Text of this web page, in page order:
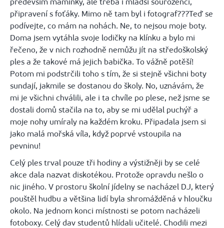
připravení s foťáky. Mimo ně tam byl i fotograf???Teď se
podívejte, co mám na nohách. Ne, to nejsou moje boty.
Doma jsem vytáhla svoje lodičky na klínku a bylo mi
řečeno, že v nich rozhodně nemůžu jít na středoškolský
ples a že takové má jejich babička. To vážně potěší!
Potom mi podstrčili toho s tím, že si stejně všichni boty
sundají, jakmile se dostanou do školy. No, uznávám, že
mi je všichni chválili, ale i ta chvíle po plese, než jsme se
dostali domů stačila na to, aby se mi udělal puchýř a
moje nohy umíraly na každém kroku. Připadala jsem si
jako malá mořská víla, když poprvé vstoupila na
pevninu!
Celý ples trval pouze tři hodiny a výstižněji by se celé
akce dala nazvat diskotékou. Protože opravdu nešlo o
nic jiného. V prostoru školní jídelny se nacházel DJ, který
pouštěl hudbu a většina lidí byla shromážděná v hloučku
okolo. Na jednom konci místnosti se potom nacházeli
fotoboxy. Celý dav studentů hlídali učitelé. Chodili mezi